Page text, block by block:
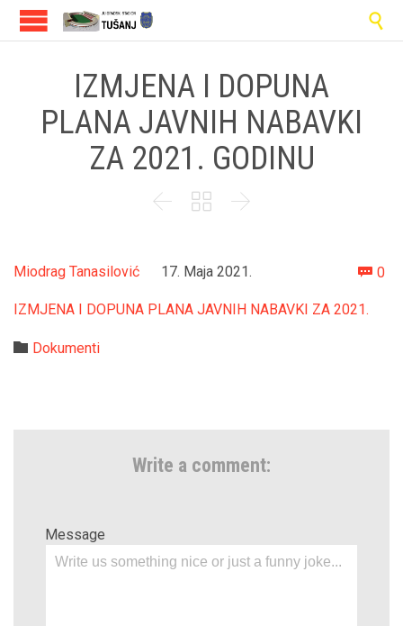

IZMJENA I DOPUNA
PLANA JAVNIH NABAVKI
ZA 2021. GODINU
  
Miodrag Tanasilović 17. Maja 2021.  0
IZMJENA I DOPUNA PLANA JAVNIH NABAVKI ZA 2021.
 Category
Dokumenti
Write a comment:
Message